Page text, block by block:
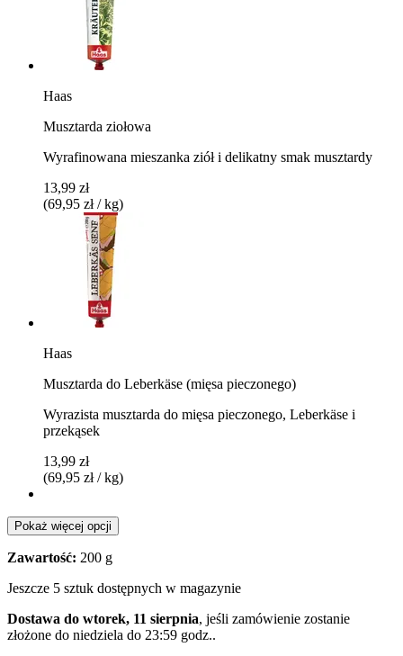
Haas
Musztarda ziołowa
Wyrafinowana mieszanka ziół i delikatny smak musztardy
13,99 zł
(69,95 zł / kg)
Haas
Musztarda do Leberkäse (mięsa pieczonego)
Wyrazista musztarda do mięsa pieczonego, Leberkäse i
przekąsek
13,99 zł
(69,95 zł / kg)
Pokaż więcej opcji
Zawartość: 200 g
Jeszcze 5 sztuk dostępnych w magazynie
Dostawa do wtorek, 11 sierpnia, jeśli zamówienie zostanie
złożone do niedziela do 23:59 godz..